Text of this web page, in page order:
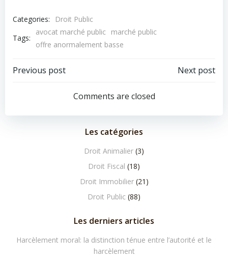
Categories:
Droit Public
Tags:
avocat marché public marché public
offre anormalement basse
Navigation
l’article
Previous post
Navigation
de
l’article
Next post
Comments are closed
Les catégories
Droit Animalier (3)
Droit Fiscal (18)
Droit Immobilier(21)
Droit Public (88)
Les derniers articles
Harcèlement moral: la distinction ténue entre l’autorité et le
harcèlement